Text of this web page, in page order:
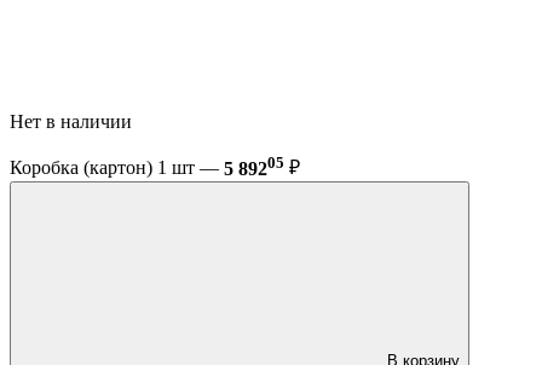
Нет в наличии
Коробка (картон) 1 шт — 5 89205 ₽
В корзину